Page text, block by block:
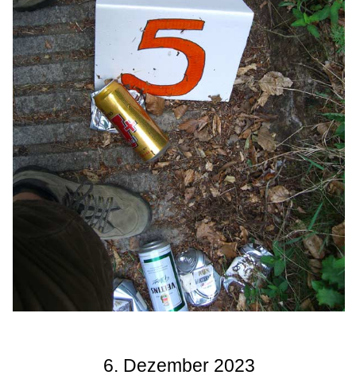
6. Dezember 2023